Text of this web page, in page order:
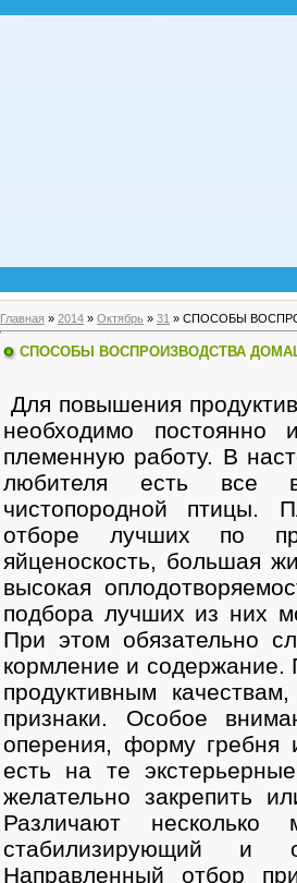
Главная » 2014 » Октябрь » 31 » СПОСОБЫ
СПОСОБЫ ВОСПРОИЗВОДСТВА
Для повышения
необходимо
племенную работу. В
любителя есть все
чистопородной птицы.
отборе лучших по
яйценоскость, большая
высокая
подбора лучших из них
При этом обязательно
кормление и содержание.
продуктивным
признаки. Особое
оперения, форму гребня
есть на те
желательно закрепить
Различают несколько
стабилизирующий и
Направленный отбор